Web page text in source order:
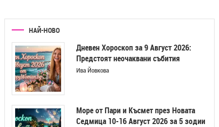
НАЙ-НОВО
Дневен Хороскоп за 9 Август 2026:
Предстоят неочаквани събития
Ива Йовкова
Море от Пари и Късмет през Новата
Седмица 10-16 Август 2026 за 5 зодии